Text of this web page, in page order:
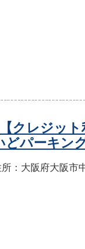
【クレジッ
どパーキン
：大阪府大阪市